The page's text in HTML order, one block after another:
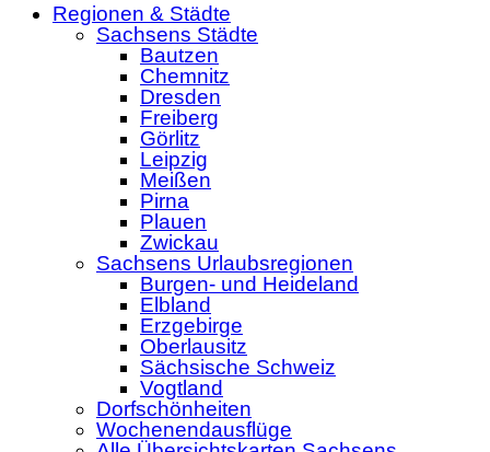
Regionen & Städte
Sachsens Städte
Bautzen
Chemnitz
Dresden
Freiberg
Görlitz
Leipzig
Meißen
Pirna
Plauen
Zwickau
Sachsens Urlaubsregionen
Burgen- und Heideland
Elbland
Erzgebirge
Oberlausitz
Sächsische Schweiz
Vogtland
Dorfschönheiten
Wochenendausflüge